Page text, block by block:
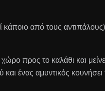
από τους
προς το καλάθι και
ένας αμυντικός κουνήσει